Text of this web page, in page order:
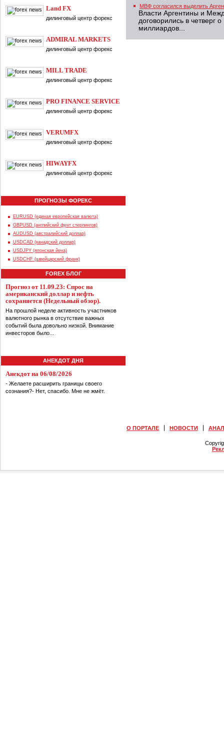
Land FX
дилинговый центр форекс
ADMIRAL MARKETS
дилинговый центр форекс
MILL TRADE
дилинговый центр форекс
PRO FINANCE SERVICE
дилинговый центр форекс
VERUMFX
дилинговый центр форекс
HIWAYFX
дилинговый центр форекс
ПРОГНОЗЫ ФОРЕКС
EURUSD (единая европейская валюта)
GBPUSD (английский фунт стерлингов)
AUDUSD (австралийский доллар)
USDCAD (канадский доллар)
USDJPY (японская йена)
USDCHF (швейцарский франк)
FOREX БЛОГ
Прогноз от 11.09.23: Спрос на
американский доллар и нефть
сохраняется (Недельный обзор).
На прошлой неделе активность участников
валютного рынка в отсутствие важных
событий была довольно низкой. Внимание
инвесторов было...
АНЕКДОТ ДНЯ
Анекдот на 06/08/2026
- Желаете расширить границы своего
сознания?- Нет, спасибо. Мне не жмёт.
МВФ согласился выделить
Власти Аргентины и
договорились в четверг
миллиардов...
О ПОРТАЛЕ НОВОСТИ